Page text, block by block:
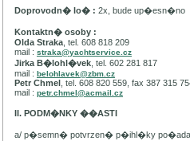
Doprovodn� lo� : 2x, bude up�esn�no
Kontaktn� osoby :
Olda Straka , tel. 608 818 209
mail : straka@yachtservice.cz
Jirka B�lohl�vek , tel. 602 281 817
mail : belohlavek@zbm.cz
Petr Chmel , tel. 608 820 559, fax 387 315
mail : petr.chmel@acmail.cz
II. PODM�NKY ��ASTI
a/ p�semn� potvrzen� p�ihl�ky